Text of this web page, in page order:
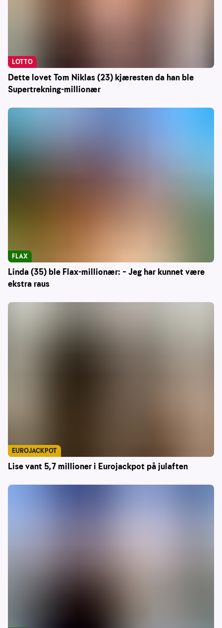
Dette lovet Tom Niklas (23) kjæresten da han ble
Supertrekning-millionær
LOTTO
Linda (35) ble Flax-millionær: – Jeg har kunnet være
ekstra raus
FLAX
Lise vant 5,7 millioner i Eurojackpot på julaften
EUROJACKPOT